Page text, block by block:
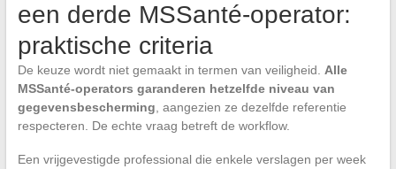
een derde MSSanté-operator:
praktische criteria
De keuze wordt niet gemaakt in termen van veiligheid. Alle
MSSanté-operators garanderen hetzelfde niveau van
gegevensbescherming, aangezien ze dezelfde referentie
respecteren. De echte vraag betreft de workflow.
Een vrijgevestigde professional die enkele verslagen per week